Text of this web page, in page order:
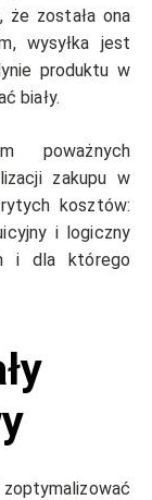
że została ona
wysyłka jest
produktu w
biały.
poważnych
zakupu w
kosztów:
i logiczny
i dla którego